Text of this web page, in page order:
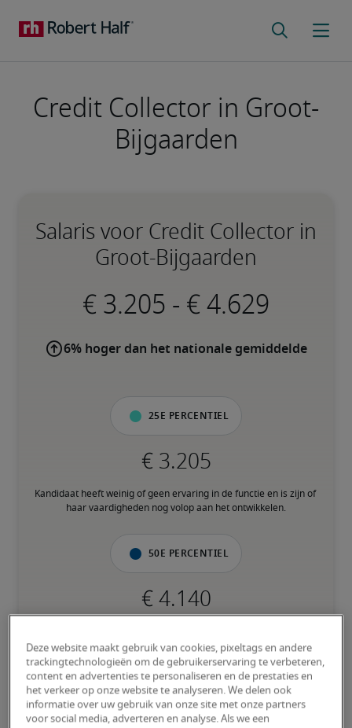
Credit Collector in Groot-
Bijgaarden
Salaris voor Credit Collector in
Groot-Bijgaarden
-
6% hoger dan het nationale gemiddelde
25e percentiel
Kandidaat heeft weinig of geen ervaring in de functie en is zijn of
haar vaardigheden nog volop aan het ontwikkelen.
50e percentiel
over de nodige vaardigheden.
75e percentiel
Deze website maakt gebruik van cookies, pixeltags en andere
trackingtechnologieën om de gebruikerservaring te verbeteren,
content en advertenties te personaliseren en de prestaties en
het verkeer op onze website te analyseren. We delen ook
informatie over uw gebruik van onze site met onze partners
voor social media, adverteren en analyse. Als we een